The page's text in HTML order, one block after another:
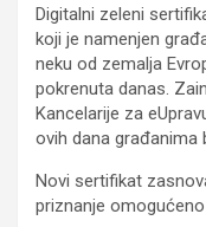
Digitalni zeleni
koji je namenjen
neku od zemalja
pokrenuta danas.
Kancelarije za
ovih dana građanima
Novi sertifikat
priznanje